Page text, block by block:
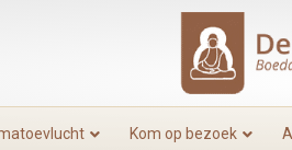
Kom op bezoek